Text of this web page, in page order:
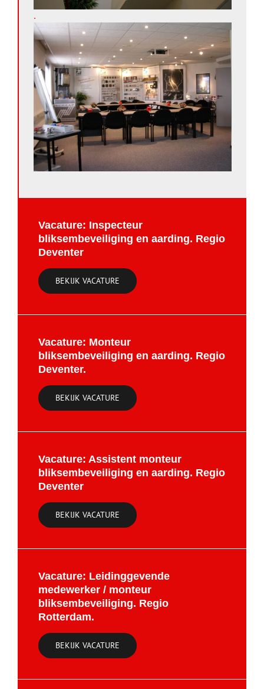
.
Vacature: Inspecteur
bliksembeveiliging en aarding. Regio
Deventer
BEKIJK VACATURE
Vacature: Monteur
bliksembeveiliging en aarding. Regio
Deventer.
BEKIJK VACATURE
Vacature: Assistent monteur
bliksembeveiliging en aarding. Regio
Deventer
BEKIJK VACATURE
Vacature: Leidinggevende
medewerker / monteur
bliksembeveiliging. Regio
Rotterdam.
BEKIJK VACATURE